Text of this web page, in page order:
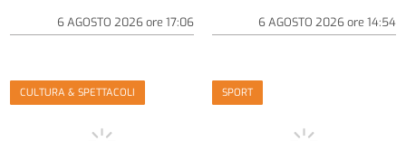
6 AGOSTO 2026ore 17:06 6 AGOSTO 2026ore 14:54
CULTURA & SPETTACOLI SPORT